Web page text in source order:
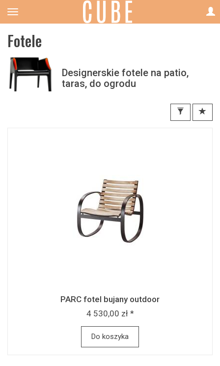
Fotele
Designerskie fotele na patio,
taras, do ogrodu
PARC fotel bujany outdoor
4 530,00 zł *
Do koszyka